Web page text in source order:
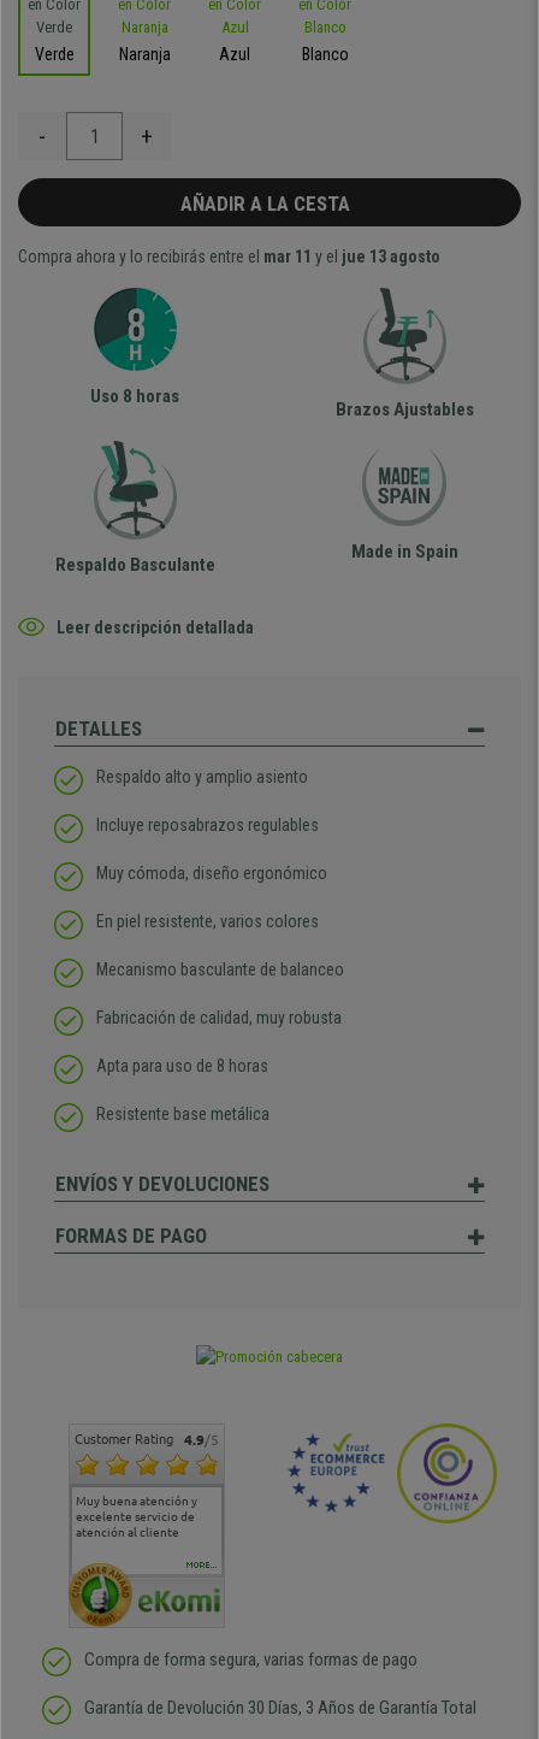
Verde Naranja Azul Blanco
- +
AÑADIR A LA CESTA
Compra ahora y lo recibirás entre el mar 11 y el jue 13 agosto
Uso 8 horas
Brazos Ajustables
Respaldo Basculante
Made in Spain
Leer descripción detallada
DETALLES
Respaldo alto y amplio asiento
Incluye reposabrazos regulables
Muy cómoda, diseño ergonómico
En piel resistente, varios colores
Mecanismo basculante de balanceo
Fabricación de calidad, muy robusta
Apta para uso de 8 horas
Resistente base metálica
ENVÍOS Y DEVOLUCIONES
FORMAS DE PAGO
Customer Rating 4.9/5
Muy buena atención y
excelente servicio de
atención al cliente
Muy buena atención de
cara al asesoramiento
Si estoy contento
MORE...
Compra de forma segura, varias formas de pago
Garantía de Devolución 30 Días, 3 Años de Garantía Total